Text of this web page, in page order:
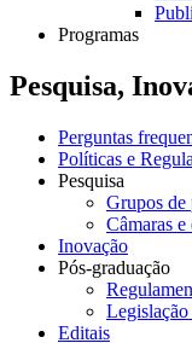
Programas
Pesquisa,
Perguntas
Políticas e
Pesquisa
Grupos de
Câmaras e
Inovação
Pós-graduação
Editais